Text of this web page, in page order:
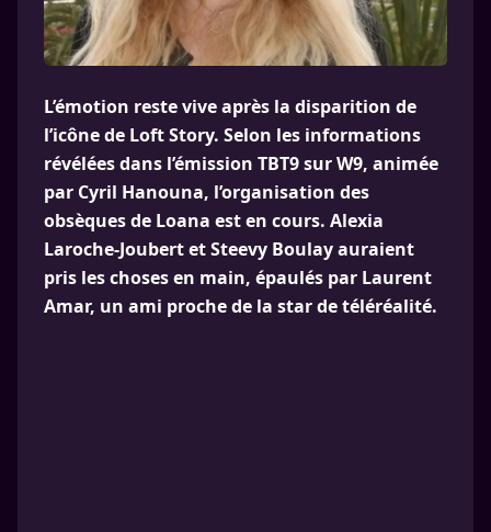
L’émotion reste vive après la disparition de
l’icône de Loft Story. Selon les informations
révélées dans l’émission TBT9 sur W9, animée
par Cyril Hanouna, l’organisation des
obsèques de Loana est en cours. Alexia
Laroche-Joubert et Steevy Boulay auraient
pris les choses en main, épaulés par Laurent
Amar, un ami proche de la star de téléréalité.